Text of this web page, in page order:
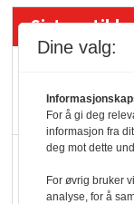
Siste
Dine valg:
For å gi deg
informasjon fra
deg mot dette
For øvrig bruker
analyse, for å